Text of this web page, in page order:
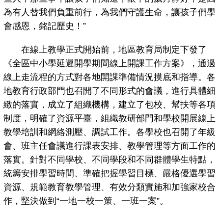
為有人替我們負重前行，為我們守護生命，讓孩子們學
會感恩，銘記歷史！”
在線上教學正式開始前，地區教育局制定下發了
《全區中小學延遲開學期間線上開課工作方案》，通過
線上走流程的方式對各地開課準備情況摸底和指導。各
地教育行政部門也召開了不同形式的會議，進行具體細
緻的落實，成立了組織機構，建立了包校、幫扶等各項
制度，明確了資源平臺，組織教研部門和學校開展線上
教學培訓和網絡測壓、調試工作。各學校也召開了年級
會、班主任會議進行課表安排、教學管理等方面工作的
落實。針對不同學校、不同學段和不同群體學生特點，
統籌安排學習時間、準確把握學習目標、嚴格優選學習
資源、規範教育教學管理、有效分類實施和加強家校合
作，堅決做到“一地一校一策、一班一案”。